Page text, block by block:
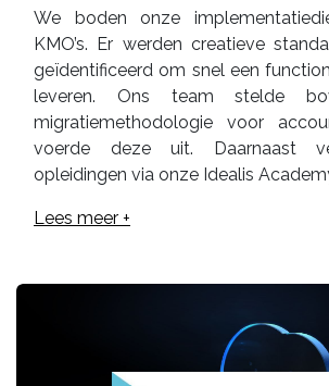
We boden onze
KMO’s. Er werden creatieve
geïdentificeerd om snel een
leveren. Ons team stelde
migratiemethodologie voor
voerde deze uit. Daarnaast
opleidingen via onze Idealis
Lees meer +